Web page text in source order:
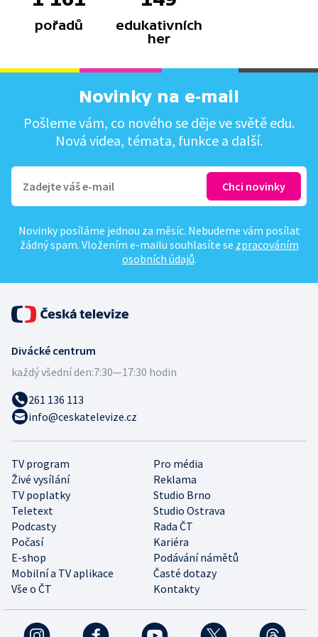
pořadů
edukativních
her
Novinky na e-mail
Pošleme vám, co nového se děje ve světě edu.
Nová videa, témata, funkce a další.
Novinky posíláme jednou za měsíc. Nebudeme vám posílat
žádný spam. Vložením e-mailu souhlasíte se zpracováním
osobních údajů.